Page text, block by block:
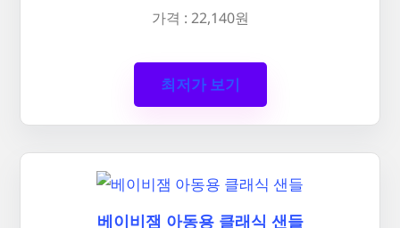
가격 : 22,140원
최저가 보기
베이비잼 아동용 클래식 샌들